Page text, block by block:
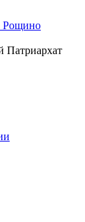
Рощино